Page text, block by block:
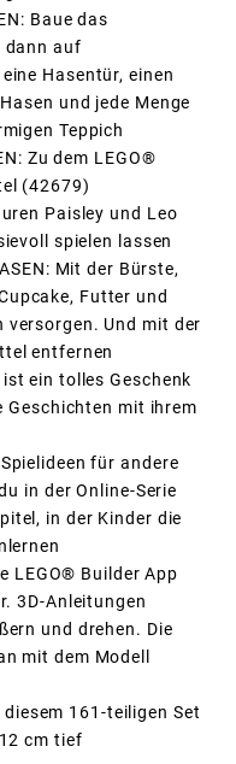
Baue das
dann auf
Hasentür, einen
und jede Menge
Teppich
Zu dem LEGO®
(42679)
Paisley und Leo
spielen lassen
Mit der Bürste,
Futter und
versorgen. Und mit der
entfernen
ist ein tolles Geschenk
Geschichten mit ihrem
für andere
in der Online-Serie
in der Kinder die
LEGO® Builder App
3D-Anleitungen
und drehen. Die
mit dem Modell
diesem 161-teiligen Set
cm tief